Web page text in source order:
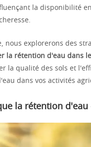
la disponibilité
nous explorerons des
la rétention d'eau dans le
la qualité des sols et
dans vos activités
la rétention d'eau